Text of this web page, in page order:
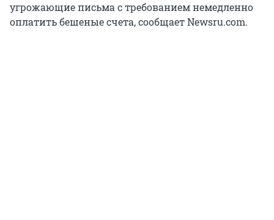
угрожающие письма с требованием немедленно
оплатить бешеные счета, сообщает Newsru.com.